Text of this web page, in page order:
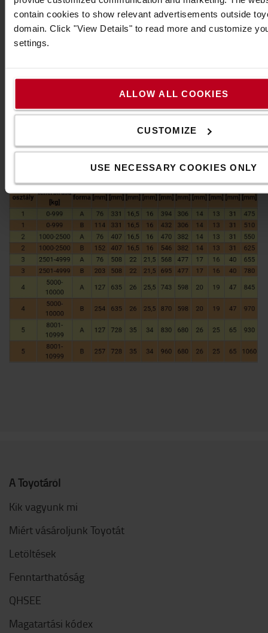
contain cookies to show relevant advertisements outside
domain. Click "View Details" to read more and customize
settings.
ALLOW ALL COOKIES
CUSTOMIZE
USE NECESSARY COOKIES ONLY
A Toyotáról
Kik vagyunk mi
Miért vásároljunk Toyotát
Letöltések
Fenntarthatóság
QHSEE
Magatartási kódex